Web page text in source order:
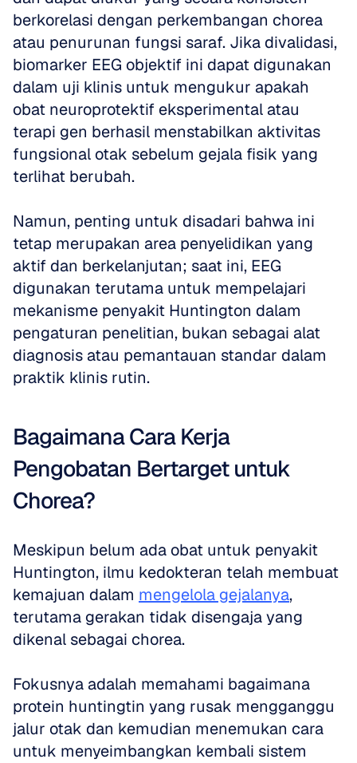
berkorelasi dengan perkembangan chorea
atau penurunan fungsi saraf. Jika divalidasi,
biomarker EEG objektif ini dapat digunakan
dalam uji klinis untuk mengukur apakah
obat neuroprotektif eksperimental atau
terapi gen berhasil menstabilkan aktivitas
fungsional otak sebelum gejala fisik yang
terlihat berubah.
Namun, penting untuk disadari bahwa ini
tetap merupakan area penyelidikan yang
aktif dan berkelanjutan; saat ini, EEG
digunakan terutama untuk mempelajari
mekanisme penyakit Huntington dalam
pengaturan penelitian, bukan sebagai alat
diagnosis atau pemantauan standar dalam
praktik klinis rutin.
Bagaimana Cara Kerja
Pengobatan Bertarget untuk
Chorea?
Meskipun belum ada obat untuk penyakit
Huntington, ilmu kedokteran telah membuat
kemajuan dalam mengelola gejalanya,
terutama gerakan tidak disengaja yang
dikenal sebagai chorea.
Fokusnya adalah memahami bagaimana
protein huntingtin yang rusak mengganggu
jalur otak dan kemudian menemukan cara
untuk menyeimbangkan kembali sistem